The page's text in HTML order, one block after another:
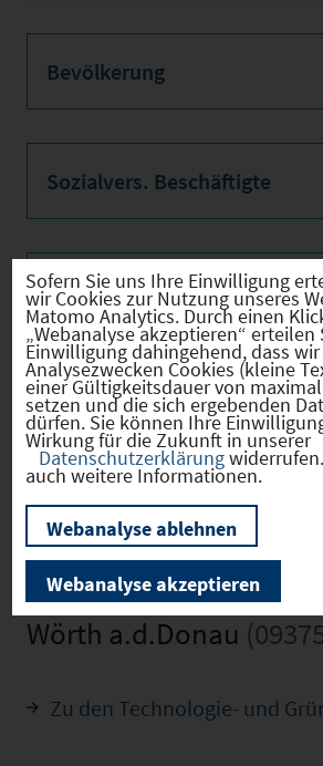
Bevölkerung
Sozialvers. Beschäftigte
Verkehrsinfrastruktur
Kommunale Infrastruktur
Wörth a.d.Donau
Zu den Technologie- und
Sofern Sie uns Ihre Einwilligung
wir Cookies zur Nutzung unseres
Matomo Analytics. Durch einen
„Webanalyse akzeptieren“ erteilen
Einwilligung dahingehend, dass wir
Analysezwecken Cookies (kleine
einer Gültigkeitsdauer von
setzen und die sich ergebenden
dürfen. Sie können Ihre
Wirkung für die Zukunft in unserer
Datenschutzerklärung
auch weitere Informationen.
Webanalyse ablehnen
Webanalyse akzeptieren